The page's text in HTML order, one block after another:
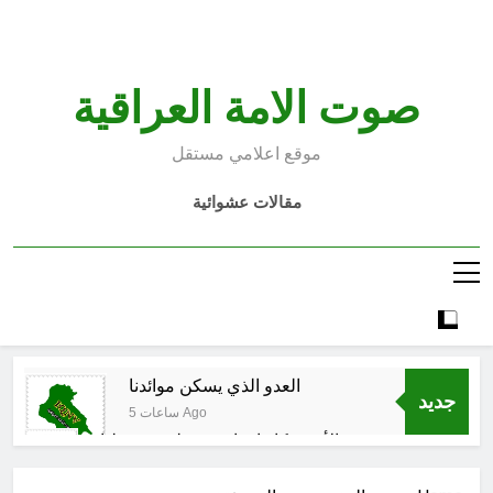
صوت الامة العراقية
موقع اعلامي مستقل
مقالات عشوائية
جديد
العدو الذي يسكن موائدنا
5 ساعات Ago
بالأمس كانوا يراهنون على سقوطنا